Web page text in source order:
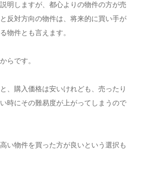
明しますが、都心よりの物件の方が売
反対方向の物件は、将来的に買い手が
物件とも言えます。
らです。
、購入価格は安いけれども、売ったり
時にその難易度が上がってしまうので
い物件を買った方が良いという選択も